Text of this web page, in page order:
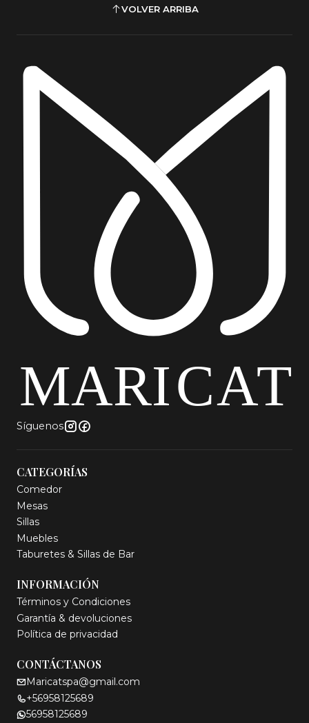
VOLVER ARRIBA
Síguenos
CATEGORÍAS
Comedor
Mesas
Sillas
Muebles
Taburetes & Sillas de Bar
INFORMACIÓN
Términos y Condiciones
Garantía & devoluciones
Política de privacidad
CONTÁCTANOS
Maricatspa@gmail.com
+56958125689
56958125689